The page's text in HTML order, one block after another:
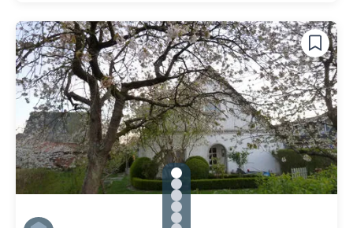
gallery.slide_selector
Zu Slide 1 wechseln
Zu Slide 2 wechseln
Zu Slide 3 wechseln
Zu Slide 4 wechseln